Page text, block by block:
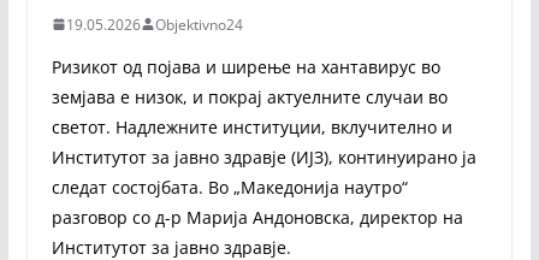
19.05.2026 Objektivno24
Ризикот од појава и ширење на хантавирус во
земјава е низок, и покрај актуелните случаи во
светот. Надлежните институции, вклучително и
Институтот за јавно здравје (ИЈЗ), континуирано ја
следат состојбата. Во „Македонија наутро“
разговор со д-р Марија Андоновска, директор на
Институтот за јавно здравје.